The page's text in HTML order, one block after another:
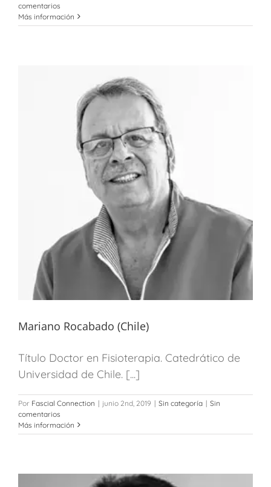
comentarios
Más información
Mariano Rocabado (Chile)
Título Doctor en Fisioterapia. Catedrático de
Universidad de Chile. [...]
Por Fascial Connection | junio 2nd, 2019 | Sin categoría | Sin
comentarios
Más información